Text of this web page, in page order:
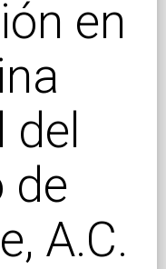
en
del
de
A.C.